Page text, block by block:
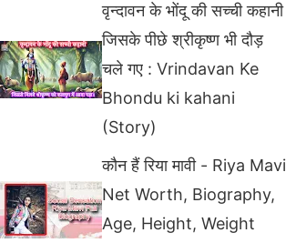
वृन्दावन के भोंदू की सच्ची कहानी
जिसके पीछे श्रीकृष्ण भी दौड़
चले गए : Vrindavan Ke
Bhondu ki kahani
(Story)
कौन हैं रिया मावी - Riya Mavi
Net Worth, Biography,
Age, Height, Weight